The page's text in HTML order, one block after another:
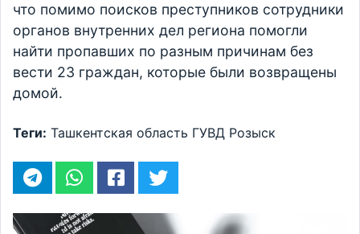
что помимо поисков преступников сотрудники
органов внутренних дел региона помогли
найти пропавших по разным причинам без
вести 23 граждан, которые были возвращены
домой.
Теги: Ташкентская область ГУВД Розыск